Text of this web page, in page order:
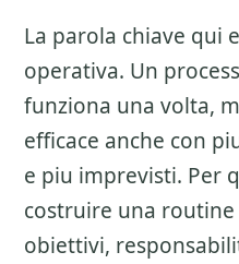
La parola chiave qui
operativa. Un
funziona una volta,
efficace anche con
e piu imprevisti. Per
costruire una
obiettivi,